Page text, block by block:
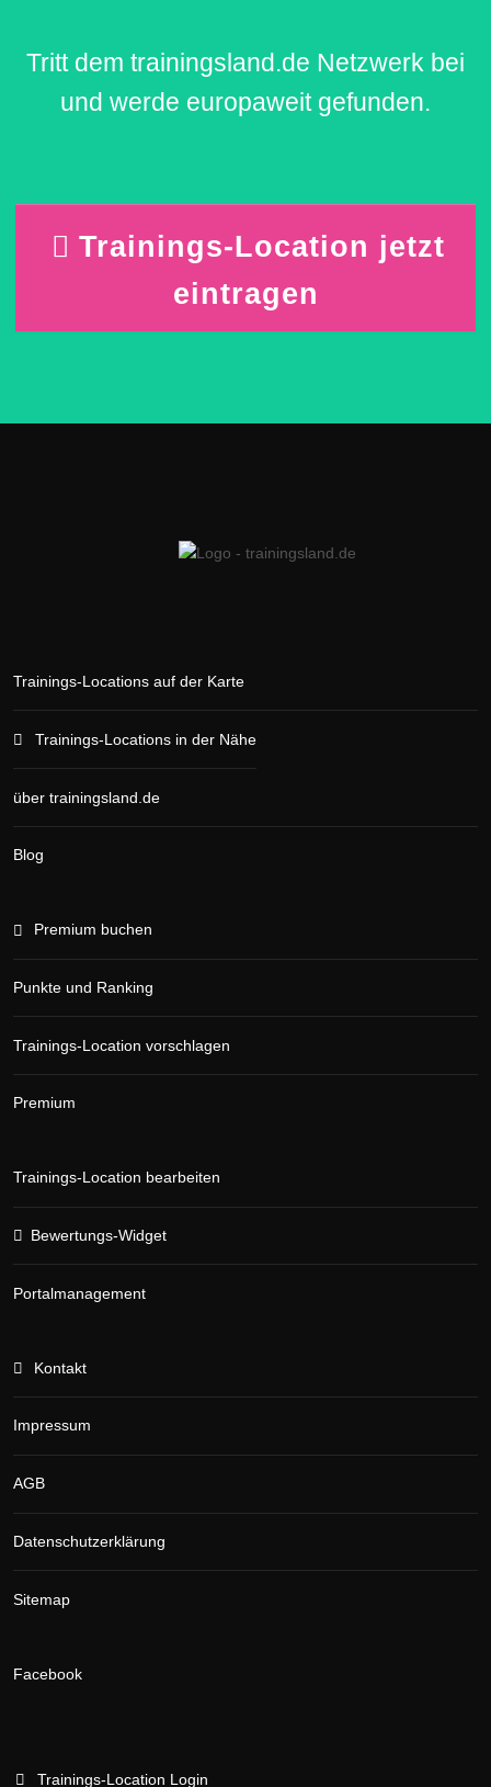
Tritt dem trainingsland.de Netzwerk bei
und werde europaweit gefunden.
Trainings-Location jetzt
eintragen
Trainings-Locations auf der Karte
Trainings-Locations in der Nähe
über trainingsland.de
Blog
Premium buchen
Punkte und Ranking
Trainings-Location vorschlagen
Premium
Trainings-Location bearbeiten
Bewertungs-Widget
Portalmanagement
Kontakt
Impressum
AGB
Datenschutzerklärung
Sitemap
Facebook
Trainings-Location Login